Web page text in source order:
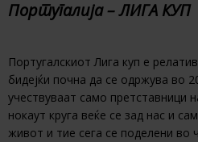
Португалија – ЛИГА КУП
Португалскиот Лига куп е
бидејќи почна да се одржува во
учествуваат само претставници
нокаут круга веќе се зад нас и
живот и тие сега се поделени во